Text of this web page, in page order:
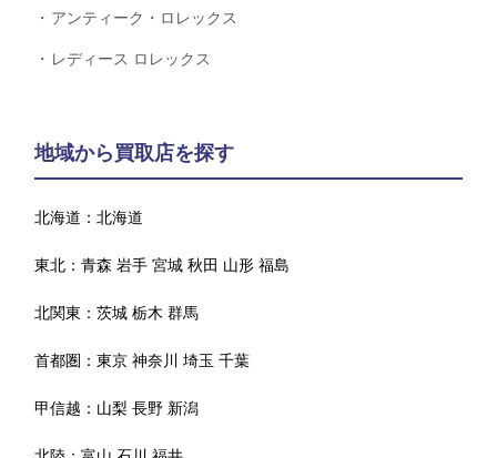
アンティーク・ロレックス
レディース ロレックス
地域から買取店を探す
北海道：北海道
東北：青森 岩手 宮城 秋田 山形 福島
北関東：茨城 栃木 群馬
首都圏：東京 神奈川 埼玉 千葉
甲信越： 山梨 長野 新潟